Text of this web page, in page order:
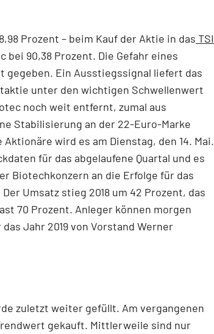
Prozent – beim Kauf der Aktie in das TSI
bei 90,38 Prozent. Die Gefahr eines
gegeben. Ein Ausstiegssignal liefert das
unter den wichtigen Schwellenwert
noch weit entfernt, zumal aus
Stabilisierung an der 22-Euro-Marke
wird es am Dienstag, den 14. Mai.
für das abgelaufene Quartal und es
Biotechkonzern an die Erfolge für das
Umsatz stieg 2018 um 42 Prozent, das
70 Prozent. Anleger können morgen
Jahr 2019 von Vorstand Werner
zuletzt weiter gefüllt. Am vergangenen
gekauft. Mittlerweile sind nur